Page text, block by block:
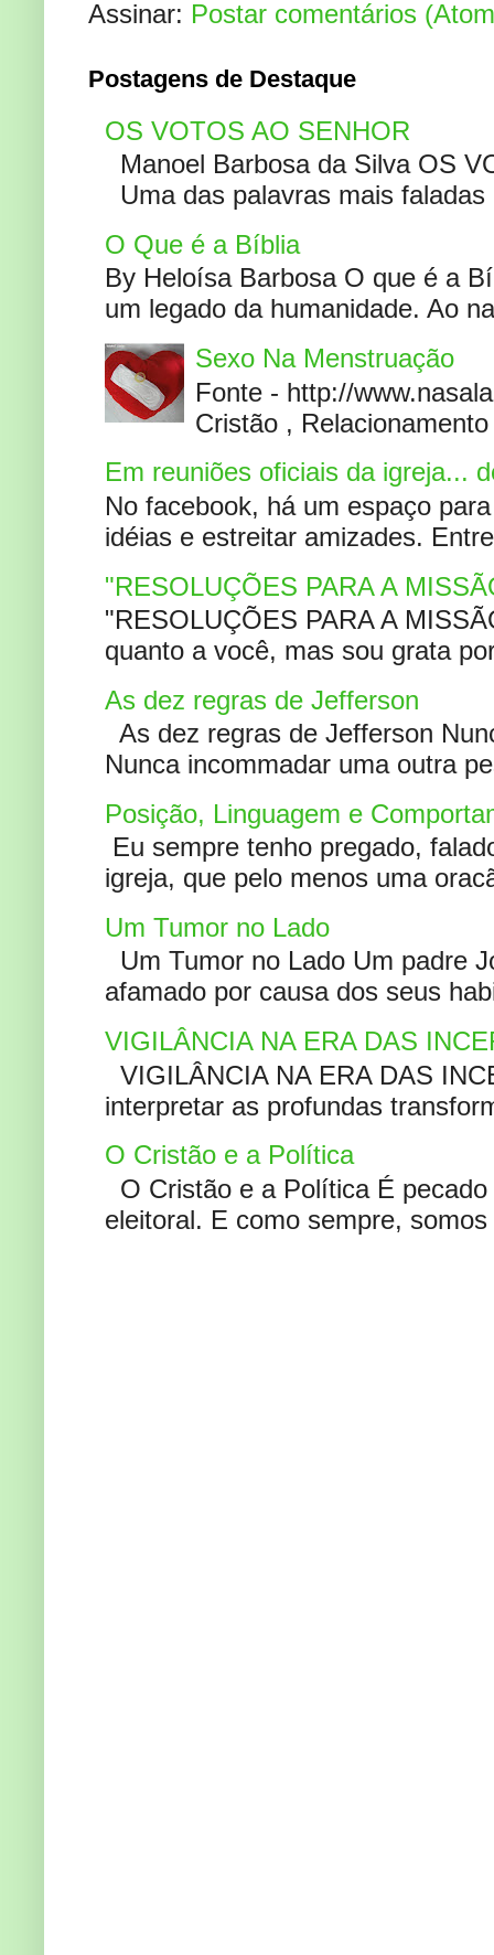
Assinar: Postar comentários
Postagens de Destaque
OS VOTOS AO SENHOR
Manoel Barbosa da Silva OS
Uma das palavras mais
O Que é a Bíblia
By Heloísa Barbosa O que é a
um legado da humanidade. Ao
Sexo Na Menstruação
Fonte - http://
Cristão ,
Em reuniões oficiais da igreja...
No facebook, há um espaço
idéias e estreitar amizades.
"RESOLUÇÕES PARA A
"RESOLUÇÕES PARA A
quanto a você, mas sou grata
As dez regras de Jefferson
As dez regras de Jefferson
Nunca incommadar uma outra
Posição, Linguagem e
Eu sempre tenho pregado,
igreja, que pelo menos uma
Um Tumor no Lado
Um Tumor no Lado Um padre
afamado por causa dos seus
VIGILÂNCIA NA ERA DAS
VIGILÂNCIA NA ERA DAS
interpretar as profundas
O Cristão e a Política
O Cristão e a Política É
eleitoral. E como sempre,